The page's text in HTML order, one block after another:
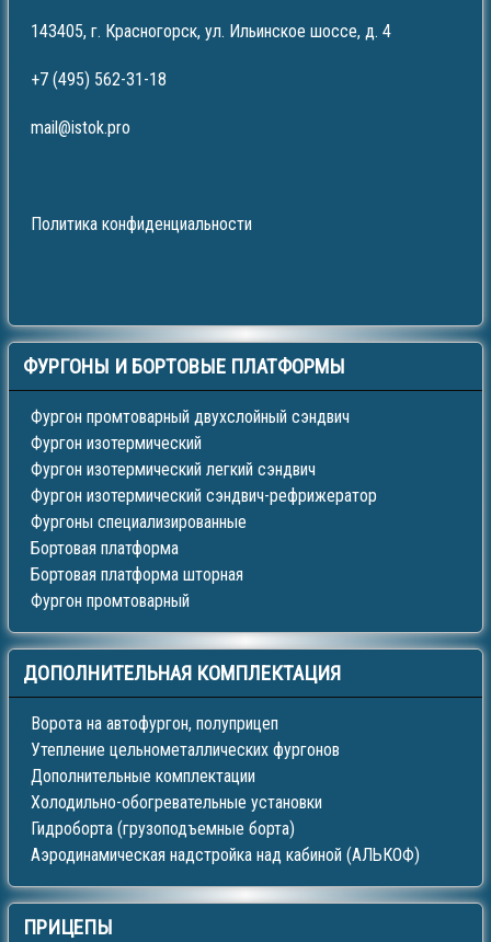
143405, г. Красногорск, ул. Ильинское шоссе, д. 4
+7 (495) 562-31-18
mail@istok.pro
Политика конфиденциальности
ФУРГОНЫ И БОРТОВЫЕ ПЛАТФОРМЫ
Фургон промтоварный двухслойный сэндвич
Фургон изотермический
Фургон изотермический легкий сэндвич
Фургон изотермический сэндвич-рефрижератор
Фургоны специализированные
Бортовая платформа
Бортовая платформа шторная
Фургон промтоварный
ДОПОЛНИТЕЛЬНАЯ КОМПЛЕКТАЦИЯ
Ворота на автофургон, полуприцеп
Утепление цельнометаллических фургонов
Дополнительные комплектации
Холодильно-обогревательные установки
Гидроборта (грузоподъемные борта)
Аэродинамическая надстройка над кабиной (АЛЬКОФ)
ПРИЦЕПЫ